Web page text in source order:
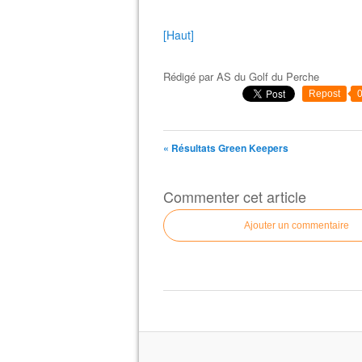
[Haut]
Rédigé parAS du Golf du Perche
Repost 0
« Résultats Green Keepers
Commenter cet article
Ajouter un commentaire